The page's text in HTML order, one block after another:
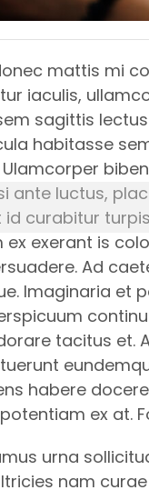
mattis mi
iaculis,
sagittis
habitasse
ante luctus,
curabitur
ex exerant is
Ad
Imaginaria et
tacitus et.
habere
ex at.
urna
nam